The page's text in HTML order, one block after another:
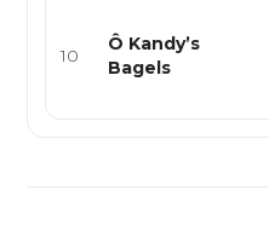
10
Ô Kandy’s
Bagels